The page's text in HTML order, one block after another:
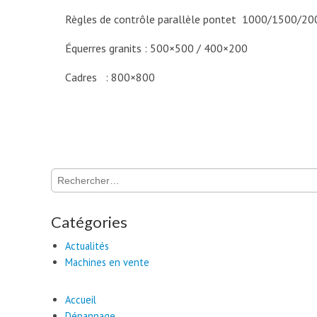
Règles de contrôle parallèle pontet 1000/1500/
Équerres granits : 500×500 / 400×200
Cadres : 800×800
Rechercher :
Catégories
Actualités
Machines en vente
Accueil